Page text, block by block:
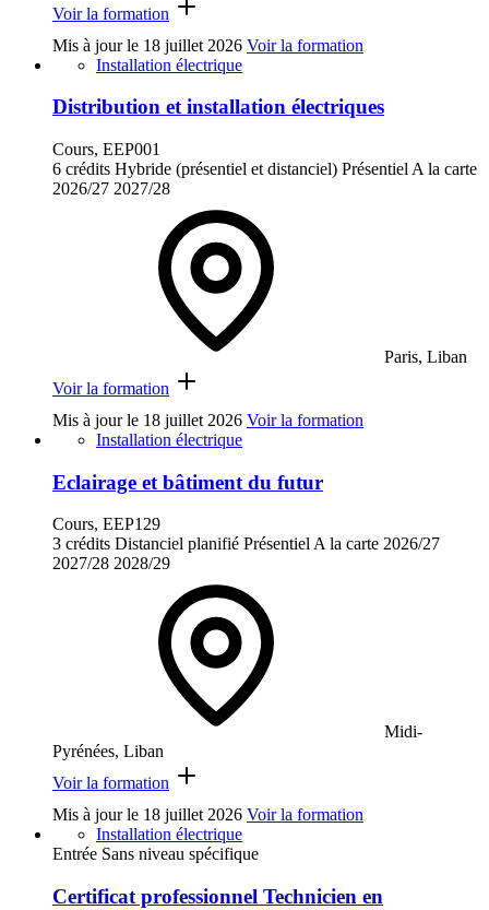
Voir la formation
Mis à jour le 18 juillet 2026 Voir la formation
Installation électrique
Distribution et installation électriques
Cours, EEP001
6 crédits Hybride (présentiel et distanciel) Présentiel A la carte
2026/27 2027/28
Paris, Liban
Voir la formation
Mis à jour le 18 juillet 2026 Voir la formation
Installation électrique
Eclairage et bâtiment du futur
Cours, EEP129
3 crédits Distanciel planifié Présentiel A la carte 2026/27
2027/28 2028/29
Midi-
Pyrénées, Liban
Voir la formation
Mis à jour le 18 juillet 2026 Voir la formation
Installation électrique
Entrée Sans niveau spécifique
Certificat professionnel Technicien en